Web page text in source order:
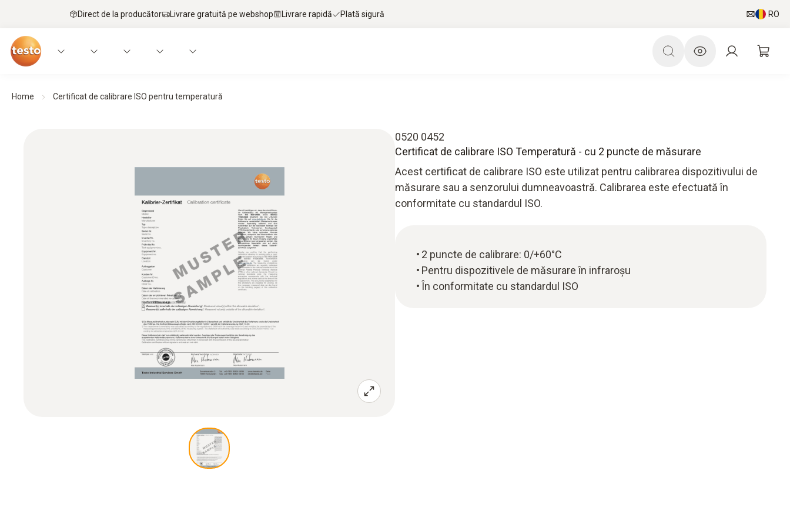
Direct de la producător Livrare gratuită pe webshop Livrare rapidă Plată sigură RO
Home Certificat de calibrare ISO pentru temperatură
0520 0452
Certificat de calibrare ISO Temperatură - cu 2 puncte de măsurare
Acest certificat de calibrare ISO este utilizat pentru calibrarea dispozitivului de
măsurare sau a senzorului dumneavoastră. Calibrarea este efectuată în
conformitate cu standardul ISO.
2 puncte de calibrare: 0/+60°C
Pentru dispozitivele de măsurare în infraroșu
În conformitate cu standardul ISO